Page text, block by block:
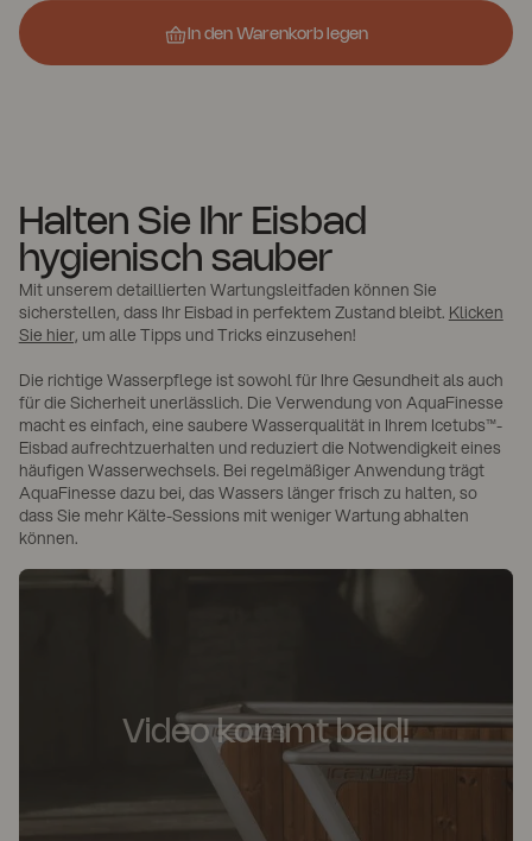
In den Warenkorb legen
Halten Sie Ihr Eisbad
hygienisch sauber
Mit unserem detaillierten Wartungsleitfaden können Sie
sicherstellen, dass Ihr Eisbad in perfektem Zustand bleibt. Klicken
Sie hier, um alle Tipps und Tricks einzusehen!
Die richtige Wasserpflege ist sowohl für Ihre Gesundheit als auch
für die Sicherheit unerlässlich. Die Verwendung von AquaFinesse
macht es einfach, eine saubere Wasserqualität in Ihrem Icetubs™-
Eisbad aufrechtzuerhalten und reduziert die Notwendigkeit eines
häufigen Wasserwechsels. Bei regelmäßiger Anwendung trägt
AquaFinesse dazu bei, das Wassers länger frisch zu halten, so
dass Sie mehr Kälte-Sessions mit weniger Wartung abhalten
können.
Video kommt bald!